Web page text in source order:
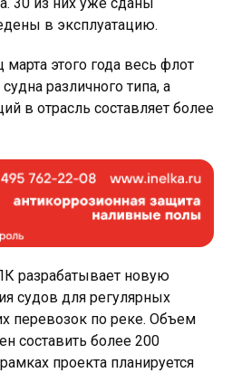
в эксплуатацию.
этого года весь флот
различного типа, а
в отрасль составляет более
разрабатывает новую
судов для регулярных
перевозок по реке. Объем
составить более 200
проекта планируется